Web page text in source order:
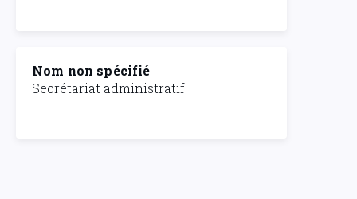
Nom non spécifié
Secrétariat administratif